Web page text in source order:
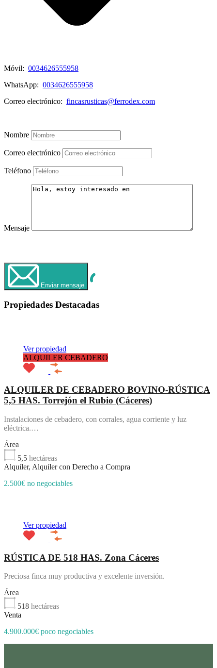
Móvil: 0034626555958
WhatsApp: 0034626555958
Correo electrónico: fincasrusticas@ferrodex.com
Nombre
Correo electrónico
Teléfono
Mensaje
Enviar mensaje
Propiedades Destacadas
Ver propiedad
ALQUILER CEBADERO
ALQUILER DE CEBADERO BOVINO-RÚSTICA
5,5 HAS. Torrejón el Rubio (Cáceres)
Instalaciones de cebadero, con corrales, agua corriente y luz
eléctrica.…
Área
5,5 hectáreas
Alquiler, Alquiler con Derecho a Compra
2.500€ no negociables
Ver propiedad
RÚSTICA DE 518 HAS. Zona Cáceres
Preciosa finca muy productiva y excelente inversión.
Área
518 hectáreas
Venta
4.900.000€ poco negociables